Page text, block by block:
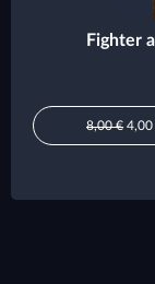
Fighter
8,00 € 4,00